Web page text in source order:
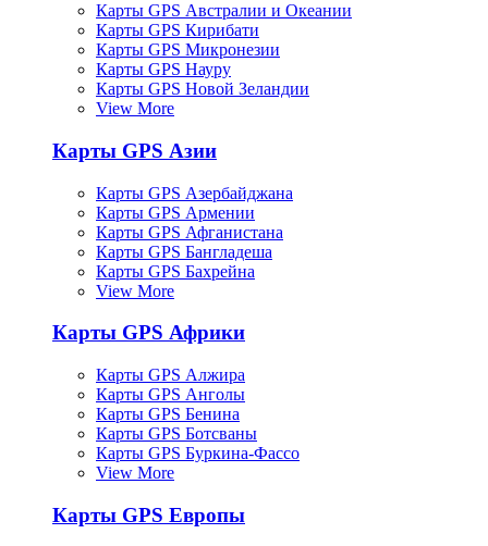
Карты GPS Австралии и Океании
Карты GPS Кирибати
Карты GPS Микронезии
Карты GPS Науру
Карты GPS Новой Зеландии
View More
Карты GPS Азии
Карты GPS Азербайджана
Карты GPS Армении
Карты GPS Афганистана
Карты GPS Бангладеша
Карты GPS Бахрейна
View More
Карты GPS Африки
Карты GPS Алжира
Карты GPS Анголы
Карты GPS Бенина
Карты GPS Ботсваны
Карты GPS Буркина-Фассо
View More
Карты GPS Европы